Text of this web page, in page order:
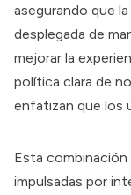
asegurando que
desplegada de
mejorar la
política clara de
enfatizan que los
Esta
impulsadas por